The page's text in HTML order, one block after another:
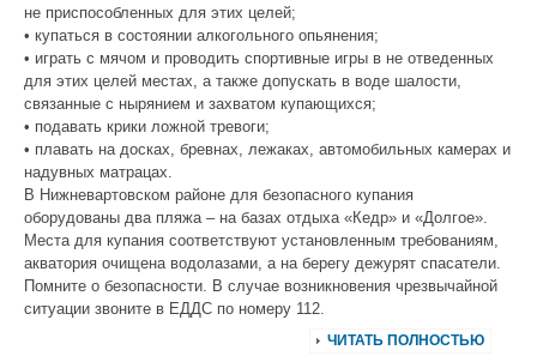
не приспособленных для этих целей;
• купаться в состоянии алкогольного опьянения;
• играть с мячом и проводить спортивные игры в не отведенных
для этих целей местах, а также допускать в воде шалости,
связанные с нырянием и захватом купающихся;
• подавать крики ложной тревоги;
• плавать на досках, бревнах, лежаках, автомобильных камерах и
надувных матрацах.
В Нижневартовском районе для безопасного купания
оборудованы два пляжа – на базах отдыха «Кедр» и «Долгое».
Места для купания соответствуют установленным требованиям,
акватория очищена водолазами, а на берегу дежурят спасатели.
Помните о безопасности. В случае возникновения чрезвычайной
ситуации звоните в ЕДДС по номеру 112.
ЧИТАТЬ ПОЛНОСТЬЮ